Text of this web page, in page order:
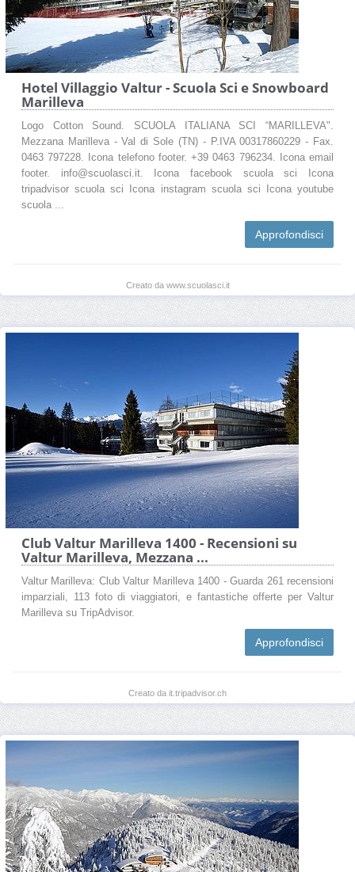
Hotel Villaggio Valtur - Scuola Sci e Snowboard
Marilleva
Logo Cotton Sound. SCUOLA ITALIANA SCI “MARILLEVA".
Mezzana Marilleva - Val di Sole (TN) - P.IVA 00317860229 - Fax.
0463 797228. Icona telefono footer. +39 0463 796234. Icona email
footer. info@scuolasci.it. Icona facebook scuola sci Icona
tripadvisor scuola sci Icona instagram scuola sci Icona youtube
scuola ...
Approfondisci
Creato da www.scuolasci.it
Club Valtur Marilleva 1400 - Recensioni su
Valtur Marilleva, Mezzana ...
Valtur Marilleva: Club Valtur Marilleva 1400 - Guarda 261 recensioni
imparziali, 113 foto di viaggiatori, e fantastiche offerte per Valtur
Marilleva su TripAdvisor.
Approfondisci
Creato da it.tripadvisor.ch